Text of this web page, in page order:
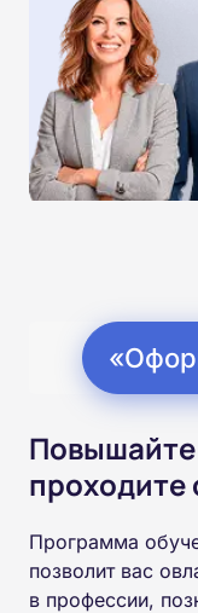
проходите
Программа
позволит вас
в профессии,